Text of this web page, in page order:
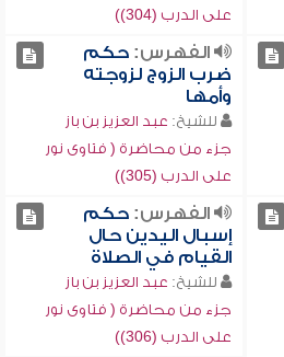
على الدرب (304))
الفهرس:حكم
ضرب الزوج لزوجته
وأمها
للشيخ: عبد العزيز بن باز
جزء من محاضرة ( فتاوى نور
على الدرب (305))
الفهرس:حكم
إسبال اليدين حال
القيام في الصلاة
للشيخ: عبد العزيز بن باز
جزء من محاضرة ( فتاوى نور
على الدرب (306))